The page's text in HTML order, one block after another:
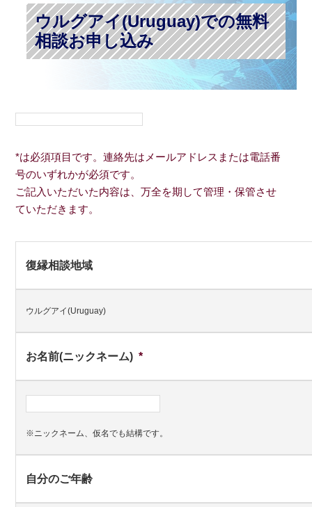
ウルグアイ(Uruguay)での無料
相談お申し込み
*は必須項目です。連絡先はメールアドレスまたは電話番
号のいずれかが必須です。
ご記入いただいた内容は、万全を期して管理・保管させ
ていただきます。
復縁相談地域
ウルグアイ(Uruguay)
お名前(ニックネーム) *
※ニックネーム、仮名でも結構です。
自分のご年齢